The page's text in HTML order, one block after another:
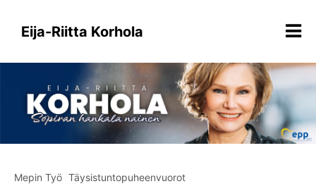
sisältöönEija-Riitta Korhola
Mepin Työ Täysistuntopuheenvuorot